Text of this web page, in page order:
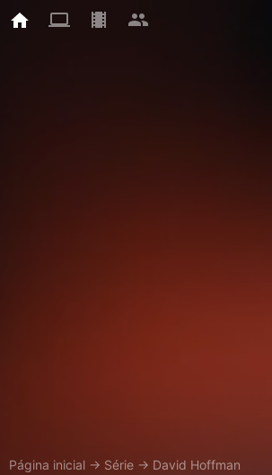
Página inicial → Série → David Hoffman